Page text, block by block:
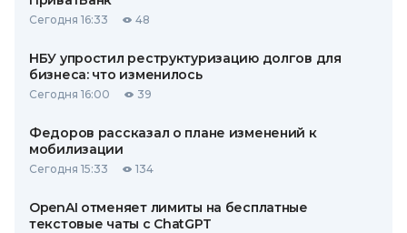
Сегодня 16:33 48
НБУ упростил реструктуризацию долгов для
бизнеса: что изменилось
Сегодня 16:00 39
Федоров рассказал о плане изменений к
мобилизации
Сегодня 15:33 134
OpenAI отменяет лимиты на бесплатные
текстовые чаты с ChatGPT